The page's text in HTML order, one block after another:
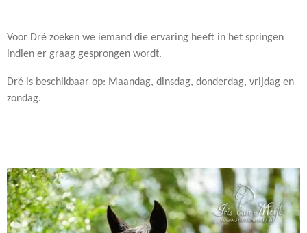
Voor Dré zoeken we iemand die ervaring heeft in het springen
indien er graag gesprongen wordt.
Dré is beschikbaar op: Maandag, dinsdag, donderdag, vrijdag en
zondag.